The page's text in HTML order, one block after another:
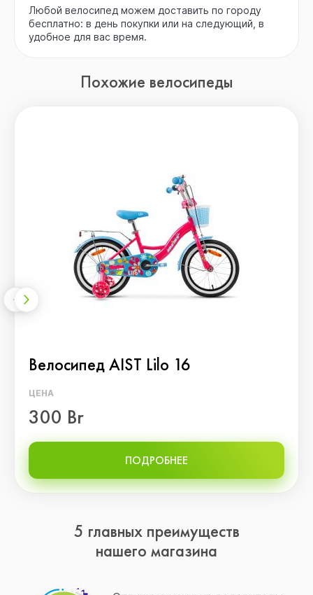
Любой велосипед можем доставить по городу
бесплатно: в день покупки или на следующий, в
удобное для вас время.
Похожие велосипеды
Велосипед AIST Lilo 16
ЦЕНА
300 Br
ПОДРОБНЕЕ
5 главных преимуществ
нашего магазина